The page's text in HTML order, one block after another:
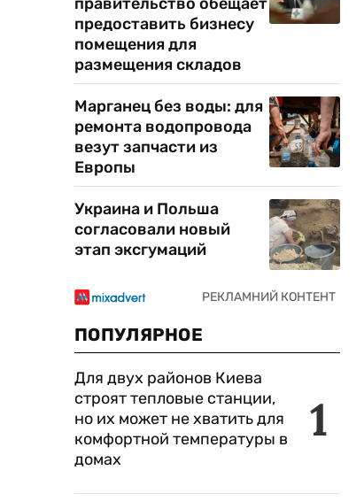
предоставить бизнесу
помещения для
размещения складов
Марганец без воды: для
ремонта водопровода
везут запчасти из
Европы
Украина и Польша
согласовали новый
этап эксгумаций
ПОПУЛЯРНОЕ
1
Для двух районов Киева
строят тепловые станции,
но их может не хватить для
комфортной температуры в
домах